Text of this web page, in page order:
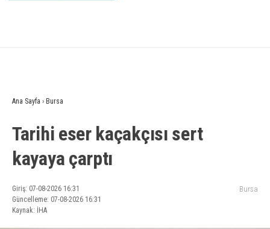
Ana Sayfa › Bursa
Tarihi eser kaçakçısı sert
kayaya çarptı
Giriş: 07-08-2026 16:31
Güncelleme: 07-08-2026 16:31
Kaynak: İHA
Bursa